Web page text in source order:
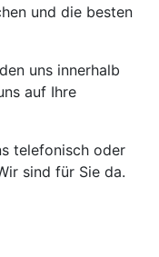
und die besten
uns innerhalb
auf Ihre
telefonisch oder
sind für Sie da.